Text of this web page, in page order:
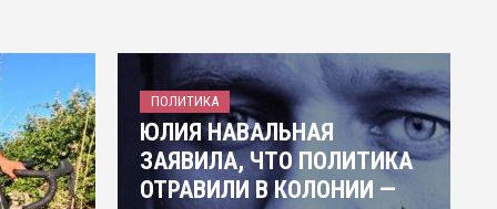
ПОЛИТИКА
ЮЛИЯ НАВАЛЬНАЯ
ЗАЯВИЛА, ЧТО ПОЛИТИКА
ОТРАВИЛИ В КОЛОНИИ —